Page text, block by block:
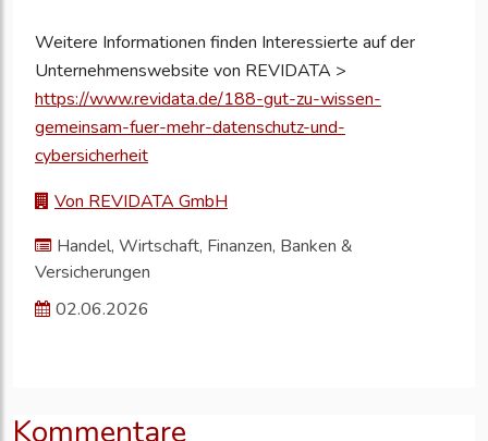
Weitere Informationen finden Interessierte auf der
Unternehmenswebsite von REVIDATA >
https://www.revidata.de/188-gut-zu-wissen-
gemeinsam-fuer-mehr-datenschutz-und-
cybersicherheit
Von REVIDATA GmbH
Handel, Wirtschaft, Finanzen, Banken &
Versicherungen
02.06.2026
Kommentare